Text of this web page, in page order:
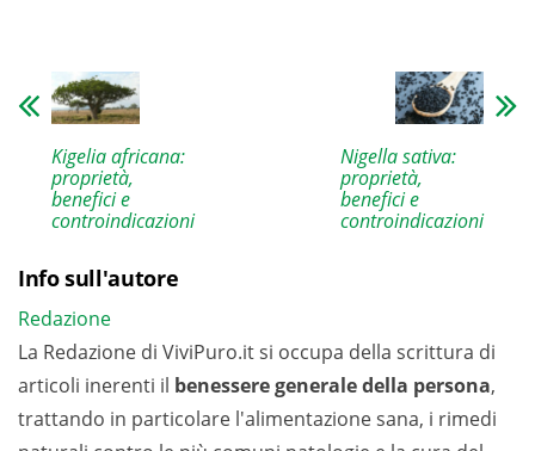
Kigelia africana:
proprietà,
benefici e
controindicazioni
Nigella sativa:
proprietà,
benefici e
controindicazioni
Info sull'autore
Redazione
La Redazione di ViviPuro.it si occupa della scrittura di
articoli inerenti il benessere generale della persona,
trattando in particolare l'alimentazione sana, i rimedi